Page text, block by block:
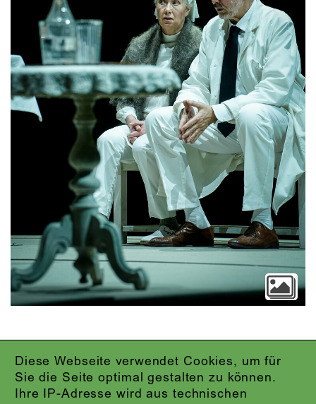
Diese Webseite verwendet Cookies, um für
Sie die Seite optimal gestalten zu können.
Ihre IP-Adresse wird aus technischen
IMPRESSUM
DATENSCHUTZ